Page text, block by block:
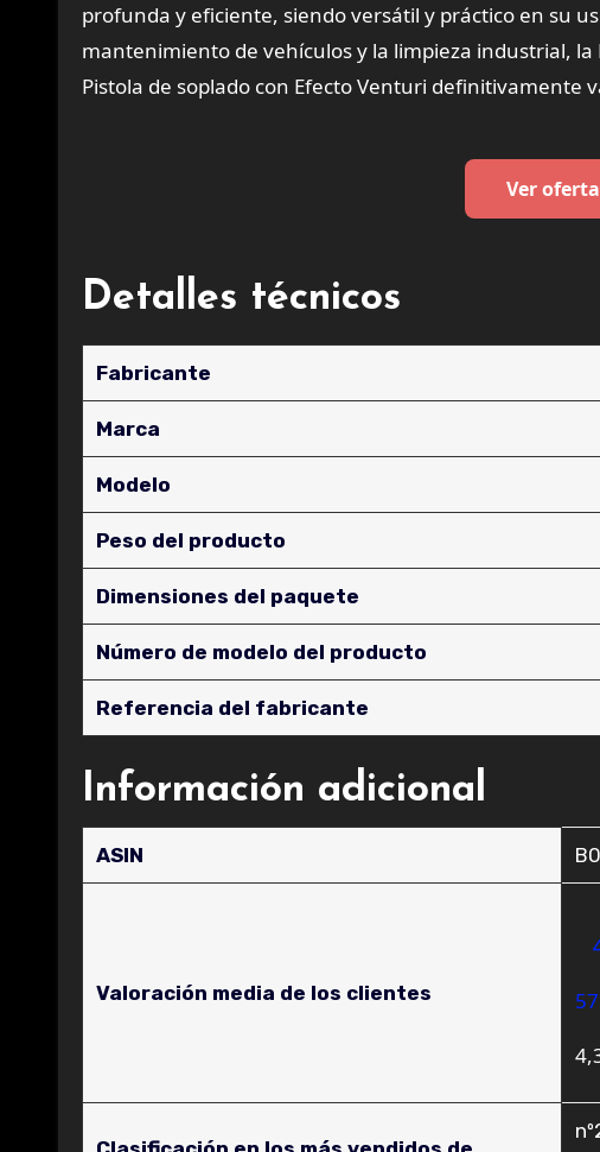
profunda y eficiente, siendo versátil y práctico en su
mantenimiento de vehículos y la limpieza industrial, la
Pistola de soplado con Efecto Venturi definitivamente
Ver
Detalles técnicos
Fabricante
Marca
Modelo
Peso del producto
Dimensiones del paquete
Número de modelo del producto
Referencia del fabricante
Información adicional
ASIN
Valoración media de los clientes